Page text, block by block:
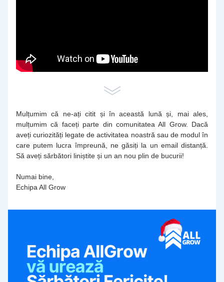
Mulțumim că ne-ați citit și în această lună și, mai ales,
mulțumim că faceți parte din comunitatea All Grow. Dacă
aveți curiozități legate de activitatea noastră sau de modul în
care putem lucra împreună, ne găsiți la un email distanță.
Să aveți sărbători liniștite și un an nou plin de bucurii!
Numai bine,
Echipa All Grow